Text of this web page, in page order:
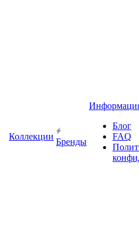
Коллекции
Бренды
Блог
FAQ